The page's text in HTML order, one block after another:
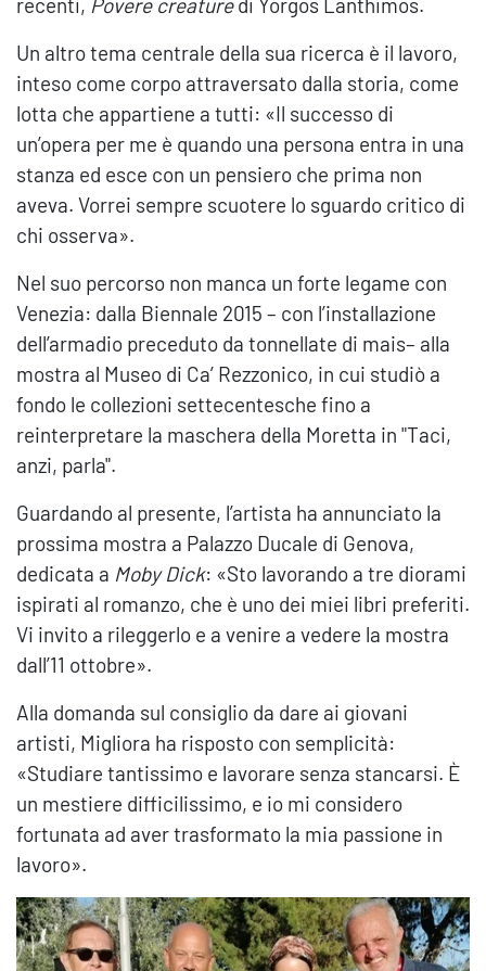
recenti, Povere creaturedi Yorgos Lanthimos.
Un altro tema centrale della sua ricerca è il lavoro,
inteso come corpo attraversato dalla storia, come
lotta che appartiene a tutti: «Il successo di
un’opera per me è quando una persona entra in una
stanza ed esce con un pensiero che prima non
aveva. Vorrei sempre scuotere lo sguardo critico di
chi osserva».
Nel suo percorso non manca un forte legame con
Venezia: dalla Biennale 2015 – con l’installazione
dell’armadio preceduto da tonnellate di mais– alla
mostra al Museo di Ca’ Rezzonico, in cui studiò a
fondo le collezioni settecentesche fino a
reinterpretare la maschera della Moretta in "Taci,
anzi, parla".
Guardando al presente, l’artista ha annunciato la
prossima mostra a Palazzo Ducale di Genova,
dedicata a Moby Dick: «Sto lavorando a tre diorami
ispirati al romanzo, che è uno dei miei libri preferiti.
Vi invito a rileggerlo e a venire a vedere la mostra
dall’11 ottobre».
Alla domanda sul consiglio da dare ai giovani
artisti, Migliora ha risposto con semplicità:
«Studiare tantissimo e lavorare senza stancarsi. È
un mestiere difficilissimo, e io mi considero
fortunata ad aver trasformato la mia passione in
lavoro».